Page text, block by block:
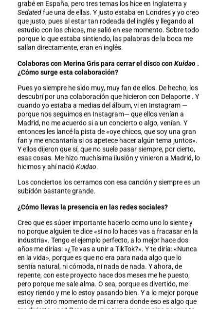
grabé en España, pero tres temas los hice en Inglaterra y
Sedatedfue una de ellas. Y justo estaba en Londres y yo creo
que justo, pues al estar tan rodeada del inglés y llegando al
estudio con los chicos, me salió en ese momento. Sobre todo
porque lo que estaba sintiendo, las palabras de la boca me
salían directamente, eran en inglés.
Colaboras con Merina Gris para cerrar el disco conKuidao.
¿Cómo surge esta colaboración?
Pues yo siempre he sido muy, muy fan de ellos. De hecho, los
descubrí por una colaboración que hicieron con Delaporte . Y
cuando yo estaba a medias del álbum, vi en Instagram —
porque nos seguimos en Instagram— que ellos venían a
Madrid, no me acuerdo si a un concierto o algo, venían. Y
entonces les lancé la pista de «oye chicos, que soy una gran
fan y me encantaría si os apetece hacer algún tema juntos».
Y ellos dijeron que sí, que no suele pasar siempre, por cierto,
esas cosas. Me hizo muchísima ilusión y vinieron a Madrid, lo
hicimos y ahí nacióKuidao.
Los conciertos los cerramos con esa canción y siempre es un
subidón bastante grande.
¿Cómo llevas la presencia en las redes sociales?
Creo que es súper importante hacerlo como uno lo siente y
no porque alguien te dice «si no lo haces vas a fracasar en la
industria». Tengo el ejemplo perfecto, a lo mejor hace dos
años me dirías: «¿Te vas a unir a TikTok?». Y te diría: «Nunca
en la vida», porque es que no era para nada algo que lo
sentía natural, ni cómoda, ni nada de nada. Y ahora, de
repente, con este proyecto hace dos meses me he puesto,
pero porque me sale alma. O sea, porque es divertido, me
estoy riendo y me lo estoy pasando bien. Y a lo mejor porque
estoy en otro momento de mi carrera donde eso es algo que